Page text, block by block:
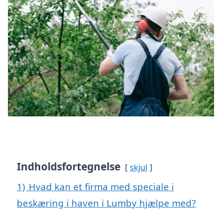
Indholdsfortegnelse skjul
1) Hvad kan et firma med speciale i
beskæring i haven i Lumby hjælpe med?